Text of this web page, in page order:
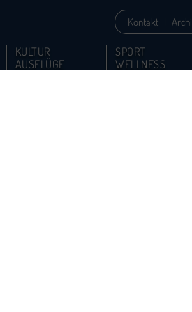
Kontakt |
KULTUR
AUSFLÜGE
SPORT
WELLNESS